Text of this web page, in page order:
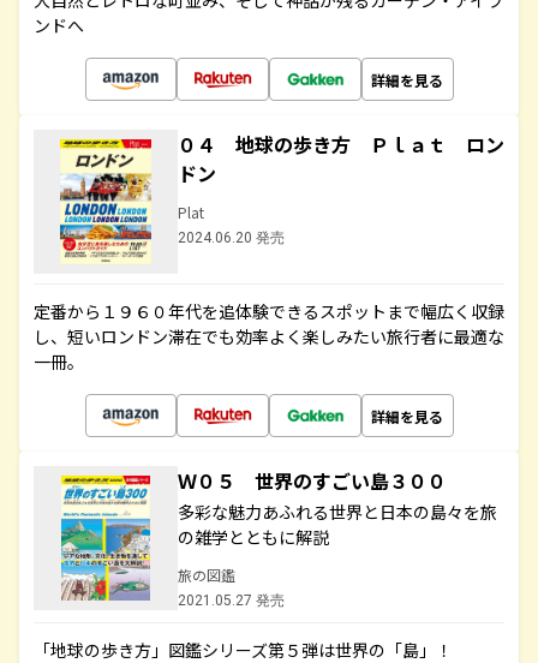
ンドへ
詳細を見る
０４ 地球の歩き方 Ｐｌａｔ ロン
ドン
Plat
2024.06.20 発売
定番から１９６０年代を追体験できるスポットまで幅広く収録
し、短いロンドン滞在でも効率よく楽しみたい旅行者に最適な
一冊。
詳細を見る
Ｗ０５ 世界のすごい島３００
多彩な魅力あふれる世界と日本の島々を旅
の雑学とともに解説
旅の図鑑
2021.05.27 発売
「地球の歩き方」図鑑シリーズ第５弾は世界の「島」！